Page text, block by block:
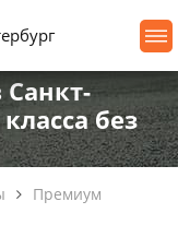
без
Премиум